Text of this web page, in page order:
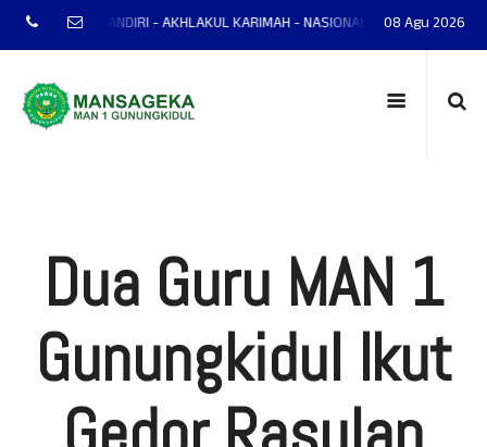
- MANDIRI - AKHLAKUL KARIMAH - NASIONALIS - TERAMPIL - ADAPTIF
08 Agu 2026
Dua Guru MAN 1
Gunungkidul Ikut